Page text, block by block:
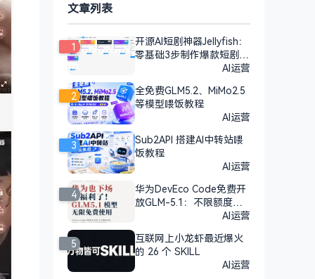
文章列表
1
开源AI短剧神器Jellyfish：
零基础3步制作爆款短剧
AI运营
2
全免费GLM5.2、MiMo2.5
等模型喂饭教程
AI运营
3
Sub2API 搭建AI中转站喂
饭教程
AI运营
4
华为DevEco Code免费开
放GLM-5.1：不限额度，n
AI运营
5
互联网上小龙虾最近爆火
的 26 个 SKILL
AI运营